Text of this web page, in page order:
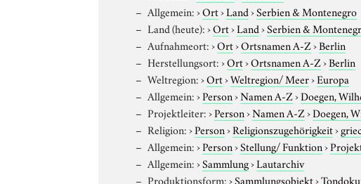
Allgemein:›Ort›Land›Serbien & Montenegro
Land (heute):›Ort›Land›Serbien &
Aufnahmeort:›Ort›Ortsnamen A-Z›Berlin
Herstellungsort:›Ort›Ortsnamen A-Z›Berlin
Weltregion:›Ort›Weltregion/ Meer›Europa
Allgemein:›Person›Namen A-Z›Doegen,
Projektleiter:›Person›Namen A-Z›Doegen,
Religion:›Person›Religionszugehörigkeit›
Allgemein:›Person›Stellung/ Funktion›
Allgemein:›Sammlung›Lautarchiv
Produktionsform:›Sammlungsobjekt›